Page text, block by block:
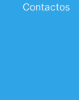
Contactos